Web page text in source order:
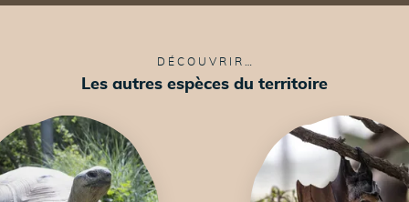
81
DÉCOUVRIR…
Les autres espèces du territoire